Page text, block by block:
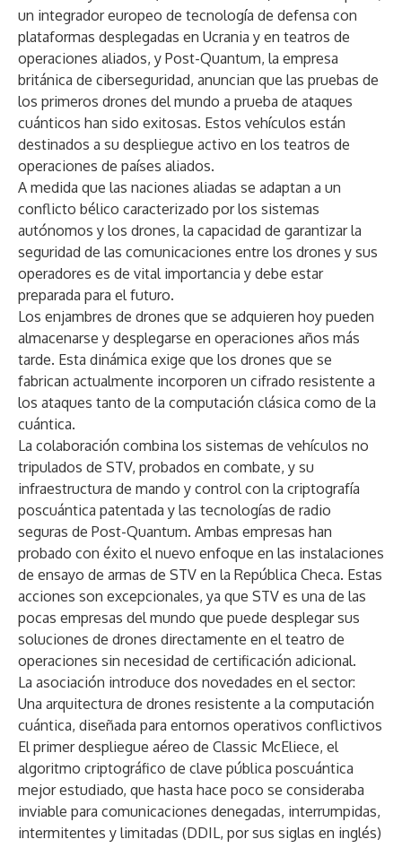
un integrador europeo de tecnología de defensa con
plataformas desplegadas en Ucrania y en teatros de
operaciones aliados, y Post-Quantum, la empresa
británica de ciberseguridad, anuncian que las pruebas de
los primeros drones del mundo a prueba de ataques
cuánticos han sido exitosas. Estos vehículos están
destinados a su despliegue activo en los teatros de
operaciones de países aliados.
A medida que las naciones aliadas se adaptan a un
conflicto bélico caracterizado por los sistemas
autónomos y los drones, la capacidad de garantizar la
seguridad de las comunicaciones entre los drones y sus
operadores es de vital importancia y debe estar
preparada para el futuro.
Los enjambres de drones que se adquieren hoy pueden
almacenarse y desplegarse en operaciones años más
tarde. Esta dinámica exige que los drones que se
fabrican actualmente incorporen un cifrado resistente a
los ataques tanto de la computación clásica como de la
cuántica.
La colaboración combina los sistemas de vehículos no
tripulados de STV, probados en combate, y su
infraestructura de mando y control con la criptografía
poscuántica patentada y las tecnologías de radio
seguras de Post-Quantum. Ambas empresas han
probado con éxito el nuevo enfoque en las instalaciones
de ensayo de armas de STV en la República Checa. Estas
acciones son excepcionales, ya que STV es una de las
pocas empresas del mundo que puede desplegar sus
soluciones de drones directamente en el teatro de
operaciones sin necesidad de certificación adicional.
La asociación introduce dos novedades en el sector:
Una arquitectura de drones resistente a la computación
cuántica, diseñada para entornos operativos conflictivos
El primer despliegue aéreo de Classic McEliece, el
algoritmo criptográfico de clave pública poscuántica
mejor estudiado, que hasta hace poco se consideraba
inviable para comunicaciones denegadas, interrumpidas,
intermitentes y limitadas (DDIL, por sus siglas en inglés)